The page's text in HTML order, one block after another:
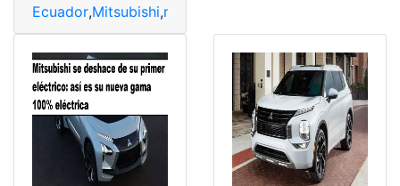
Ecuador,Mitsubishi,nuevo